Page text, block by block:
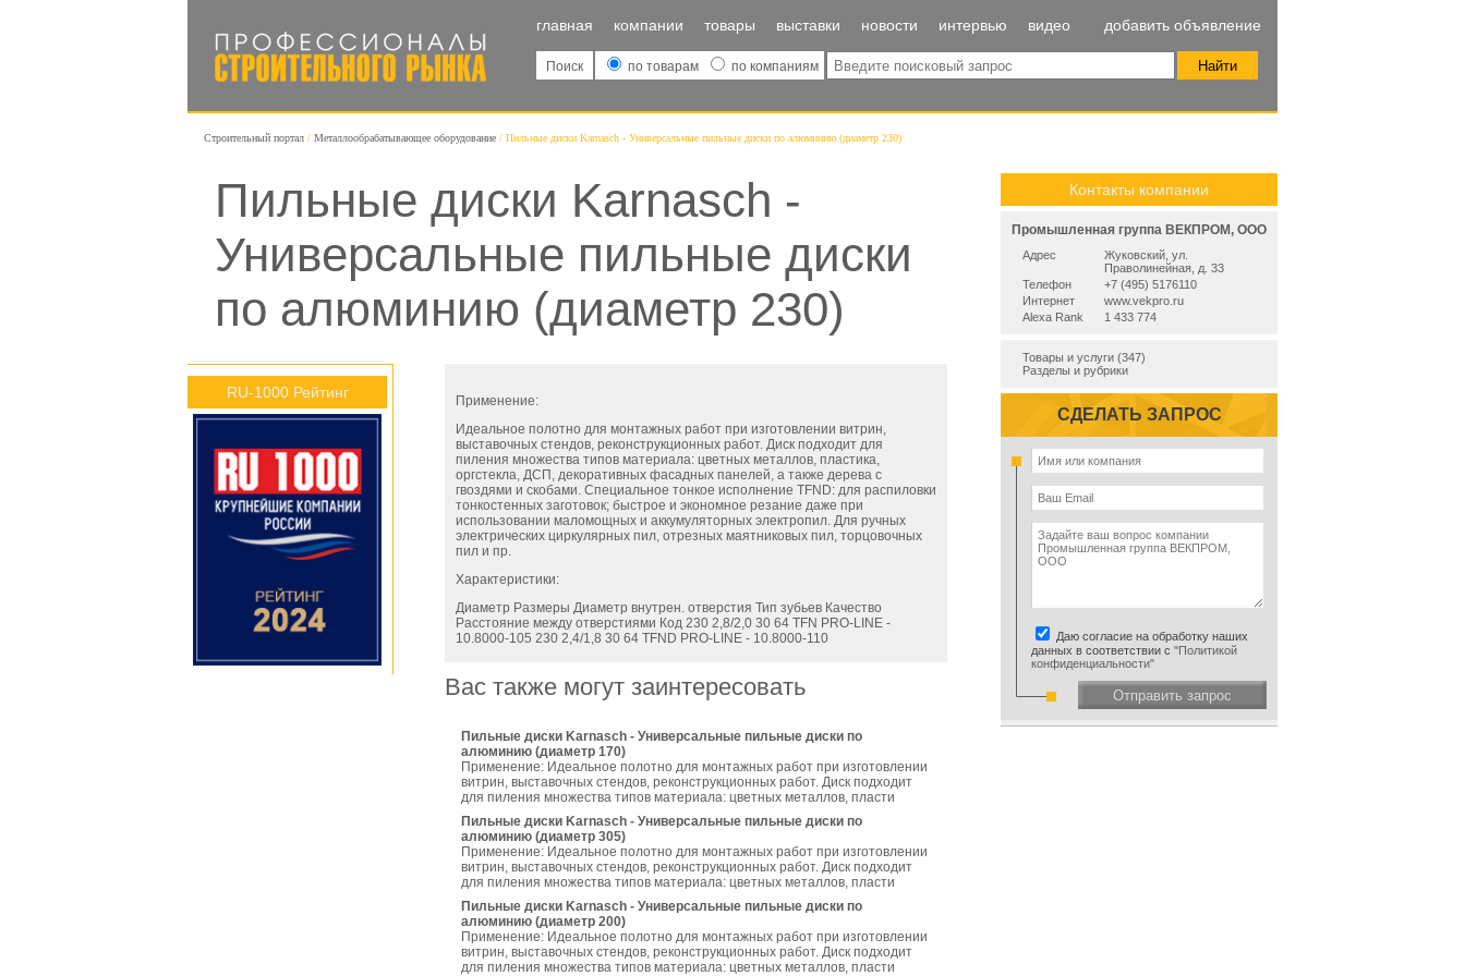
главная компании товары выставки новости интервью видео добавить объявление
Поиск по товарам по компаниям
Строительный портал Металлообрабатывающее оборудование Пильные диски Karnasch - Универсальные пильные диски по алюминию (диаметр 230)
Пильные диски Karnasch -
Универсальные пильные диски
по алюминию (диаметр 230)
RU-1000 Рейтинг
Применение:
Идеальное полотно для монтажных работ при изготовлении витрин,
выставочных стендов, реконструкционных работ. Диск подходит для
пиления множества типов материала: цветных металлов, пластика,
оргстекла, ДСП, декоративных фасадных панелей, а также дерева с
гвоздями и скобами. Специальное тонкое исполнение TFND: для распиловки
тонкостенных заготовок; быстрое и экономное резание даже при
использовании маломощных и аккумуляторных электропил. Для ручных
электрических циркулярных пил, отрезных маятниковых пил, торцовочных
пил и пр.
Характеристики:
Диаметр Размеры Диаметр внутрен. отверстия Тип зубьев Качество
Расстояние между отверстиями Код 230 2,8/2,0 30 64 TFN PRO-LINE -
10.8000-105 230 2,4/1,8 30 64 TFND PRO-LINE - 10.8000-110
Вас также могут заинтересовать
Пильные диски Karnasch - Универсальные пильные диски по
алюминию (диаметр 170)
Применение: Идеальное полотно для монтажных работ при изготовлении
витрин, выставочных стендов, реконструкционных работ. Диск подходит
для пиления множества типов материала: цветных металлов, пласти
Пильные диски Karnasch - Универсальные пильные диски по
алюминию (диаметр 305)
Применение: Идеальное полотно для монтажных работ при изготовлении
витрин, выставочных стендов, реконструкционных работ. Диск подходит
для пиления множества типов материала: цветных металлов, пласти
Пильные диски Karnasch - Универсальные пильные диски по
алюминию (диаметр 200)
Применение: Идеальное полотно для монтажных работ при изготовлении
витрин, выставочных стендов, реконструкционных работ. Диск подходит
для пиления множества типов материала: цветных металлов, пласти
Контакты компании
Промышленная группа ВЕКПРОМ, ООО
Адрес
Жуковский, ул.
Праволинейная, д. 33
Телефон
+7 (495) 5176110
Интернет
www.vekpro.ru
Alexa Rank
1 433 774
Товары и услуги (347)
Разделы и рубрики
СДЕЛАТЬ ЗАПРОС
Даю согласие на обработку наших
данных в соответствии с "Политикой
конфиденциальности"
Отправить запрос